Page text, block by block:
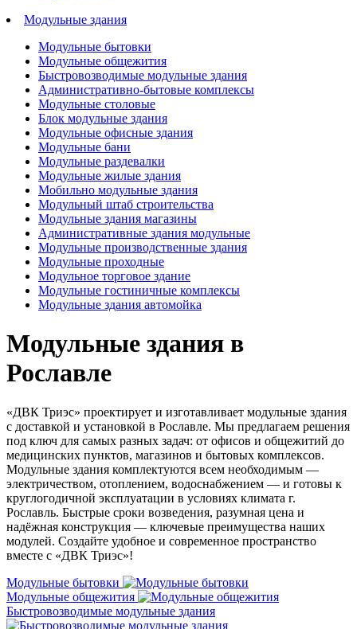
Модульные здания
Модульные бытовки
Модульные общежития
Быстровозводимые модульные здания
Административно-бытовые комплексы
Модульные столовые
Блок модульные здания
Модульные офисные здания
Модульные бани
Модульные раздевалки
Модульные жилые здания
Мобильно модульные здания
Модульный штаб строительства
Модульные здания магазины
Административные здания модульные
Модульные производственные здания
Модульные проходные
Модульное торговое здание
Модульные гостиничные комплексы
Модульные здания автомойка
Модульные здания в
Рославле
«ДВК Триэс» проектирует и изготавливает модульные здания
с доставкой и установкой в Рославле. Мы предлагаем решения
под ключ для самых разных задач: от офисов и общежитий до
медицинских пунктов, магазинов и бытовых комплексов.
Модульные здания комплектуются всем необходимым —
электричеством, отоплением, водоснабжением — и готовы к
круглогодичной эксплуатации в условиях климата г.
Рославль. Быстрые сроки возведения, разумная цена и
надёжная конструкция — ключевые преимущества наших
модулей. Создайте удобное и современное пространство
вместе с «ДВК Триэс»!
Модульные бытовки
Модульные общежития
Быстровозводимые модульные здания